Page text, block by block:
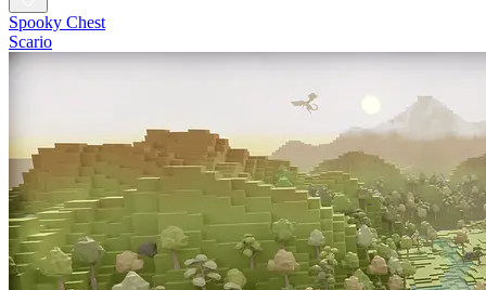
Spooky Chest
Scario